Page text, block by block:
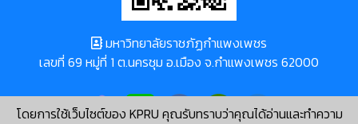
โดยการใช้เว็บไซต์ของ KPRU คุณรับทราบว่าคุณได้อ่านและทำความ
มหาวิทยาลัยราชภัฏกำแพงเพชร
เลขที่ 69 หมู่ที่ 1 ต.นครชุม อ.เมือง จ.กำแพงเพชร 62000